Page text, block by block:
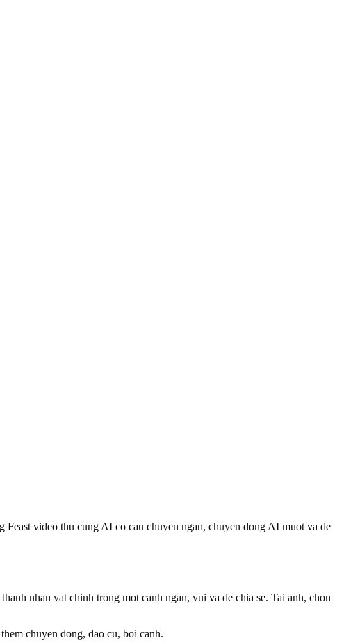
video thu cung AI co cau chuyen ngan, chuyen dong AI muot va de
nhan vat chinh trong mot canh ngan, vui va de chia se. Tai anh, chon
chuyen dong, dao cu, boi canh.